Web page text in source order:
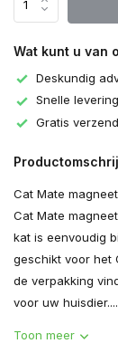
Wat kunt u van
Deskundig
Snelle levering
Gratis
Cat Mate
Cat Mate
kat is eenvoudig
geschikt voor het
de verpakking
voor uw huisdier....
Toon meer